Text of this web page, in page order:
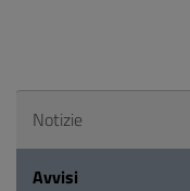
Notizie
Avvisi